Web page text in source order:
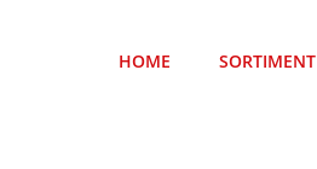
HOME SORTIMENT